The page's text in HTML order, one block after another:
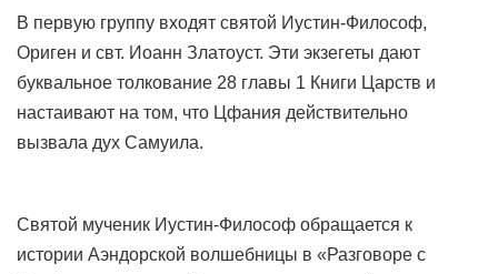
В первую группу входят святой Иустин-Философ,
Ориген и свт. Иоанн Златоуст. Эти экзегеты дают
буквальное толкование 28 главы 1 Книги Царств и
настаивают на том, что Цфания действительно
вызвала дух Самуила.
Святой мученик Иустин-Философ обращается к
истории Аэндорской волшебницы в «Разговоре с